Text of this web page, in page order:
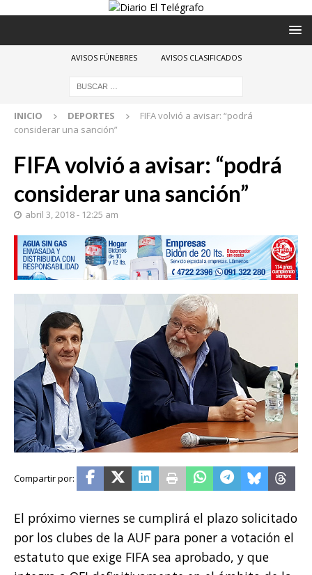
AVISOS FÚNEBRES AVISOS CLASIFICADOS
INICIO DEPORTES
FIFA volvió a avisar: “podrá
considerar una sanción”
FIFA volvió a avisar: “podrá
considerar una sanción”
abril 3, 2018 - 12:25 am
El próximo viernes se cumplirá el plazo solicitado
por los clubes de la AUF para poner a votación el
estatuto que exige FIFA sea aprobado, y que